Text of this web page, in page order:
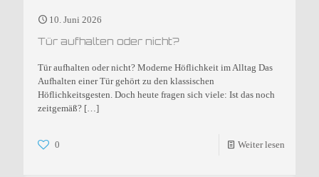
10. Juni 2026
Tür aufhalten oder nicht?
Tür aufhalten oder nicht? Moderne Höflichkeit im Alltag Das
Aufhalten einer Tür gehört zu den klassischen
Höflichkeitsgesten. Doch heute fragen sich viele: Ist das noch
zeitgemäß? […]
0 Weiter lesen